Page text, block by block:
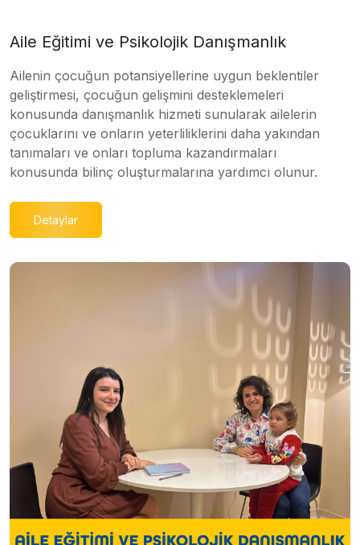
Aile Eğitimi ve Psikolojik Danışmanlık
Ailenin çocuğun potansiyellerine uygun beklentiler
geliştirmesi, çocuğun gelişmini desteklemeleri
konusunda danışmanlık hizmeti sunularak ailelerin
çocuklarını ve onların yeterliliklerini daha yakından
tanımaları ve onları topluma kazandırmaları
konusunda bilinç oluşturmalarına yardımcı olunur.
Detaylar